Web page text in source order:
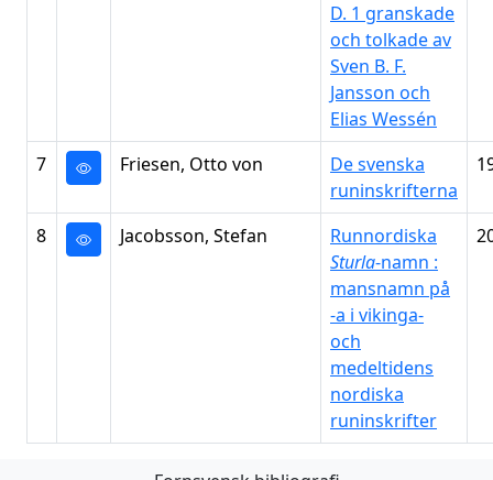
D. 1 granskade
och tolkade av
Sven B. F.
Jansson och
Elias Wessén
7 Friesen, Otto von
De svenska
runinskrifterna
8 Jacobsson, Stefan
Runnordiska
Sturla-namn :
mansnamn på
-a i vikinga-
och
medeltidens
nordiska
runinskrifter